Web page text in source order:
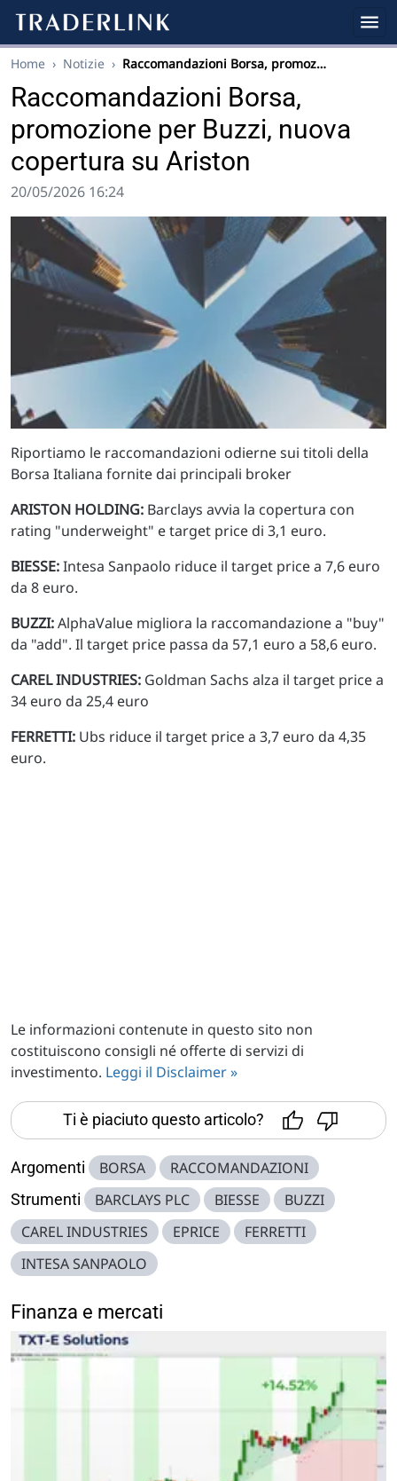
Home › Notizie › Raccomandazioni Borsa, promoz…
Raccomandazioni Borsa,
promozione per Buzzi, nuova
copertura su Ariston
20/05/2026 16:24
Riportiamo le raccomandazioni odierne sui titoli della
Borsa Italiana fornite dai principali broker
ARISTON HOLDING: Barclays avvia la copertura con
rating "underweight" e target price di 3,1 euro.
BIESSE:Intesa Sanpaolo riduce il target price a 7,6 euro
da 8 euro.
BUZZI:AlphaValue migliora la raccomandazione a "buy"
da "add". Il target price passa da 57,1 euro a 58,6 euro.
CAREL INDUSTRIES: Goldman Sachs alza il target price a
34 euro da 25,4 euro
FERRETTI: Ubs riduce il target price a 3,7 euro da 4,35
euro.
Le informazioni contenute in questo sito non
costituiscono consigli né offerte di servizi di
investimento. Leggi il Disclaimer »
Ti è piaciuto questo articolo?
Argomenti BORSA RACCOMANDAZIONI
Strumenti BARCLAYS PLC BIESSE
BUZZI
CAREL INDUSTRIES
EPRICE
FERRETTI
INTESA SANPAOLO
Finanza e mercati